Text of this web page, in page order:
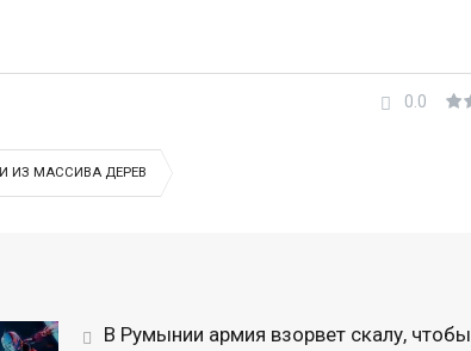
0.0
ИЗ МАССИВА ДЕРЕВ
В Румынии армия взорвет скалу, чтобы